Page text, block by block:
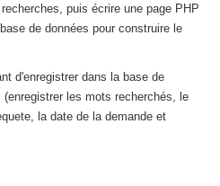
puis écrire une page PHP
de données pour construire le
d'enregistrer dans la base de
les mots recherchés, le
la date de la demande et